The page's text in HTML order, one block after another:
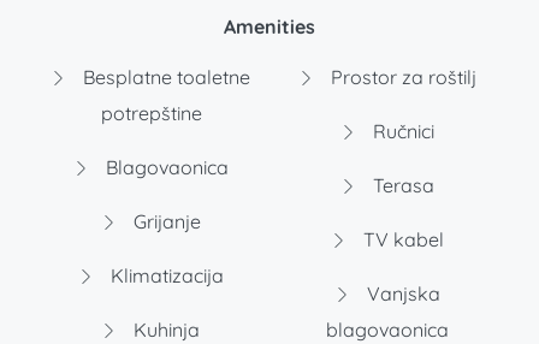
Amenities
Besplatne toaletne
potrepštine
Blagovaonica
Grijanje
Klimatizacija
Kuhinja
Prostor za roštilj
Ručnici
Terasa
TV kabel
Vanjska
blagovaonica